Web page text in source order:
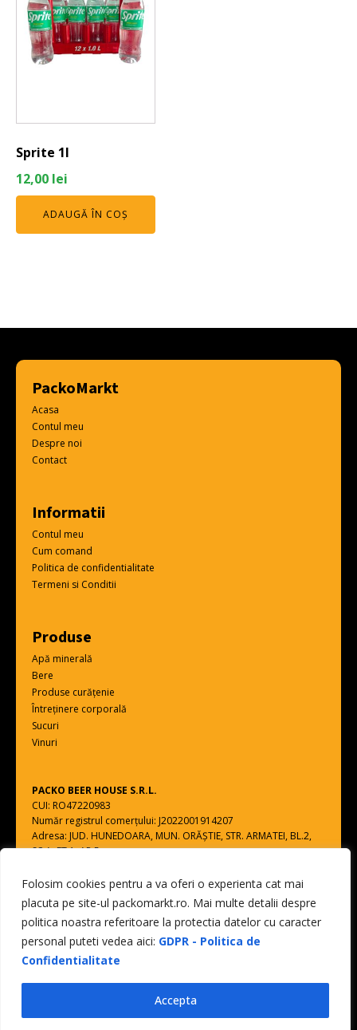
Folosim cookies pentru a va oferi o experienta cat mai
placuta pe site-ul packomarkt.ro. Mai multe detalii despre
politica noastra referitoare la protectia datelor cu caracter
personal puteti vedea aici: GDPR - Politica de
Confidentialitate
Accepta
Sprite 1l
12,00 lei
ADAUGĂ ÎN COȘ
PackoMarkt
Acasa
Contul meu
Despre noi
Contact
Informatii
Contul meu
Cum comand
Politica de confidentialitate
Termeni si Conditii
Produse
Apă minerală
Bere
Produse curățenie
Întreținere corporală
Sucuri
Vinuri
PACKO BEER HOUSE S.R.L.
CUI: RO47220983
Număr registrul comerțului: J2022001914207
Adresa: JUD. HUNEDOARA, MUN. ORĂŞTIE, STR. ARMATEI, BL.2,
SC.A, ET.1, AP.5
Toate drepturile rezervate - PACKO BEER HOUSE S.R.L.
web design byDOW MEDIA